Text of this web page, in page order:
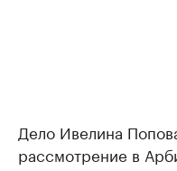
Дело Ивелина
рассмотрение в